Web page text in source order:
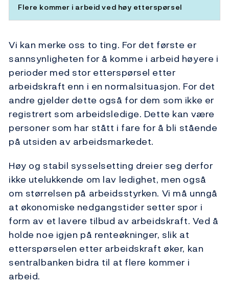
Flere kommer i arbeid ved høy etterspørsel
Vi kan merke oss to ting. For det første er
sannsynligheten for å komme i arbeid høyere i
perioder med stor etterspørsel etter
arbeidskraft enn i en normalsituasjon. For det
andre gjelder dette også for dem som ikke er
registrert som arbeidsledige. Dette kan være
personer som har stått i fare for å bli stående
på utsiden av arbeidsmarkedet.
Høy og stabil sysselsetting dreier seg derfor
ikke utelukkende om lav ledighet, men også
om størrelsen på arbeidsstyrken. Vi må unngå
at økonomiske nedgangstider setter spor i
form av et lavere tilbud av arbeidskraft. Ved å
holde noe igjen på renteøkninger, slik at
etterspørselen etter arbeidskraft øker, kan
sentralbanken bidra til at flere kommer i
arbeid.